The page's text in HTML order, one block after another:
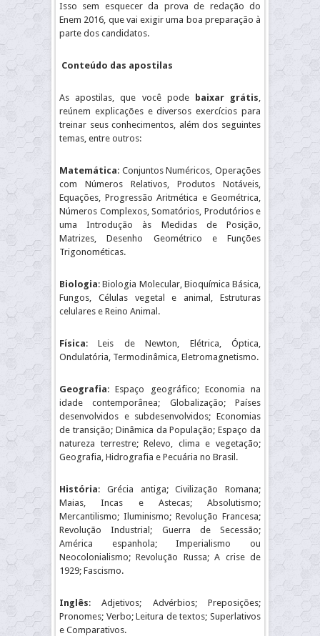
Isso sem esquecer da prova de redação do
Enem 2016, que vai exigir uma boa preparação à
parte dos candidatos.
Conteúdo das apostilas
As apostilas, que você pode baixar grátis,
reúnem explicações e diversos exercícios para
treinar seus conhecimentos, além dos seguintes
temas, entre outros:
Matemática: Conjuntos Numéricos, Operações
com Números Relativos, Produtos Notáveis,
Equações, Progressão Aritmética e Geométrica,
Números Complexos, Somatórios, Produtórios e
uma Introdução às Medidas de Posição,
Matrizes, Desenho Geométrico e Funções
Trigonométicas.
Biologia: Biologia Molecular, Bioquímica Básica,
Fungos, Células vegetal e animal, Estruturas
celulares e Reino Animal.
Física: Leis de Newton, Elétrica, Óptica,
Ondulatória, Termodinâmica, Eletromagnetismo.
Geografia: Espaço geográfico; Economia na
idade contemporânea; Globalização; Países
desenvolvidos e subdesenvolvidos; Economias
de transição; Dinâmica da População; Espaço da
natureza terrestre; Relevo, clima e vegetação;
Geografia, Hidrografia e Pecuária no Brasil.
História: Grécia antiga; Civilização Romana;
Maias, Incas e Astecas; Absolutismo;
Mercantilismo; Iluminismo; Revolução Francesa;
Revolução Industrial; Guerra de Secessão;
América espanhola; Imperialismo ou
Neocolonialismo; Revolução Russa; A crise de
1929; Fascismo.
Inglês: Adjetivos; Advérbios; Preposições;
Pronomes; Verbo; Leitura de textos; Superlativos
e Comparativos.